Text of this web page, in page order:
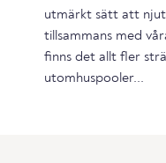
utmärkt sätt att
tillsammans med
finns det allt fler
utomhuspooler...